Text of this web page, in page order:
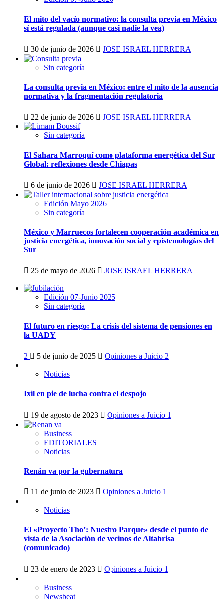
El mito del vacío normativo: la consulta previa en México
sí está regulada (aunque casi nadie la vea)
30 de junio de 2026 JOSE ISRAEL HERRERA
Sin categoría
La consulta previa en México: entre el mito de la ausencia
normativa y la fragmentación regulatoria
22 de junio de 2026 JOSE ISRAEL HERRERA
Sin categoría
El Sahara Marroquí como plataforma energética del Sur
Global: reflexiones desde Chiapas
6 de junio de 2026 JOSE ISRAEL HERRERA
Edición Mayo 2026
Sin categoría
México y Marruecos fortalecen cooperación académica en
justicia energética, innovación social y epistemologías del
Sur
25 de mayo de 2026 JOSE ISRAEL HERRERA
Edición 07-Junio 2025
Sin categoría
El futuro en riesgo: La crisis del sistema de pensiones en
la UADY
2 5 de junio de 2025 Opiniones a Juicio 2
Noticias
Ixil en pie de lucha contra el despojo
19 de agosto de 2023 Opiniones a Juicio 1
Business
EDITORIALES
Noticias
Renán va por la gubernatura
11 de junio de 2023 Opiniones a Juicio 1
Noticias
El «Proyecto Tho’: Nuestro Parque» desde el punto de
vista de la Asociación de vecinos de Altabrisa
(comunicado)
23 de enero de 2023 Opiniones a Juicio 1
Business
Newsbeat